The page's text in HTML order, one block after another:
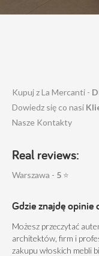
Kupuj z La Mercanti -
Dowiedz się co nasi
Nasze Kontakty
Real reviews:
Warszawa - 5 ⭐
Gdzie znajdę opinie
Możesz przeczytać
architektów, firm i
zakupu włoskich mebli